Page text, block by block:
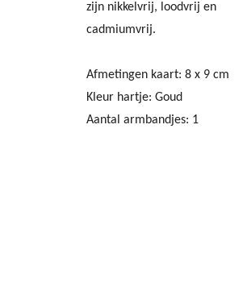
zijn nikkelvrij, loodvrij en
cadmiumvrij.
Afmetingen kaart: 8 x 9 cm
Kleur hartje: Goud
Aantal armbandjes: 1